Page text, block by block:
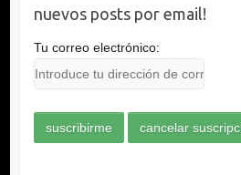
nuevos posts por email!
Tu correo electrónico: